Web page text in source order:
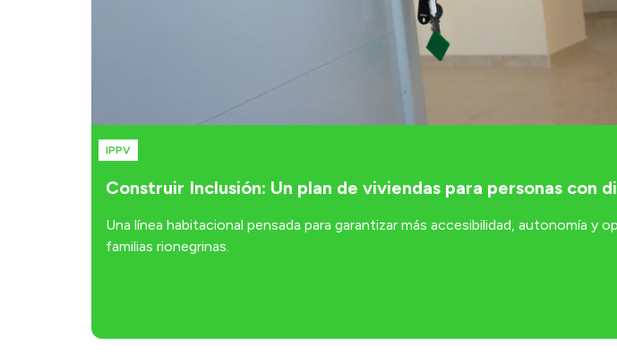
Construir Inclusión: Un plan de viviendas para personas con
IPPV
Una línea habitacional pensada para garantizar más accesibilidad, autonomía y
familias rionegrinas.